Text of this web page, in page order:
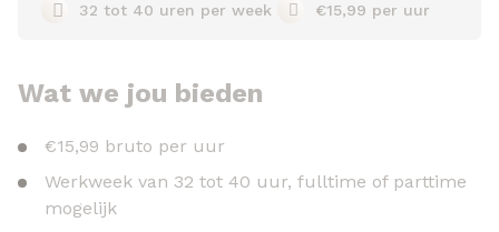
32 tot 40 uren per week
€15,99 per uur
Wat we jou bieden
€15,99 bruto per uur
Werkweek van 32 tot 40 uur, fulltime of parttime
mogelijk